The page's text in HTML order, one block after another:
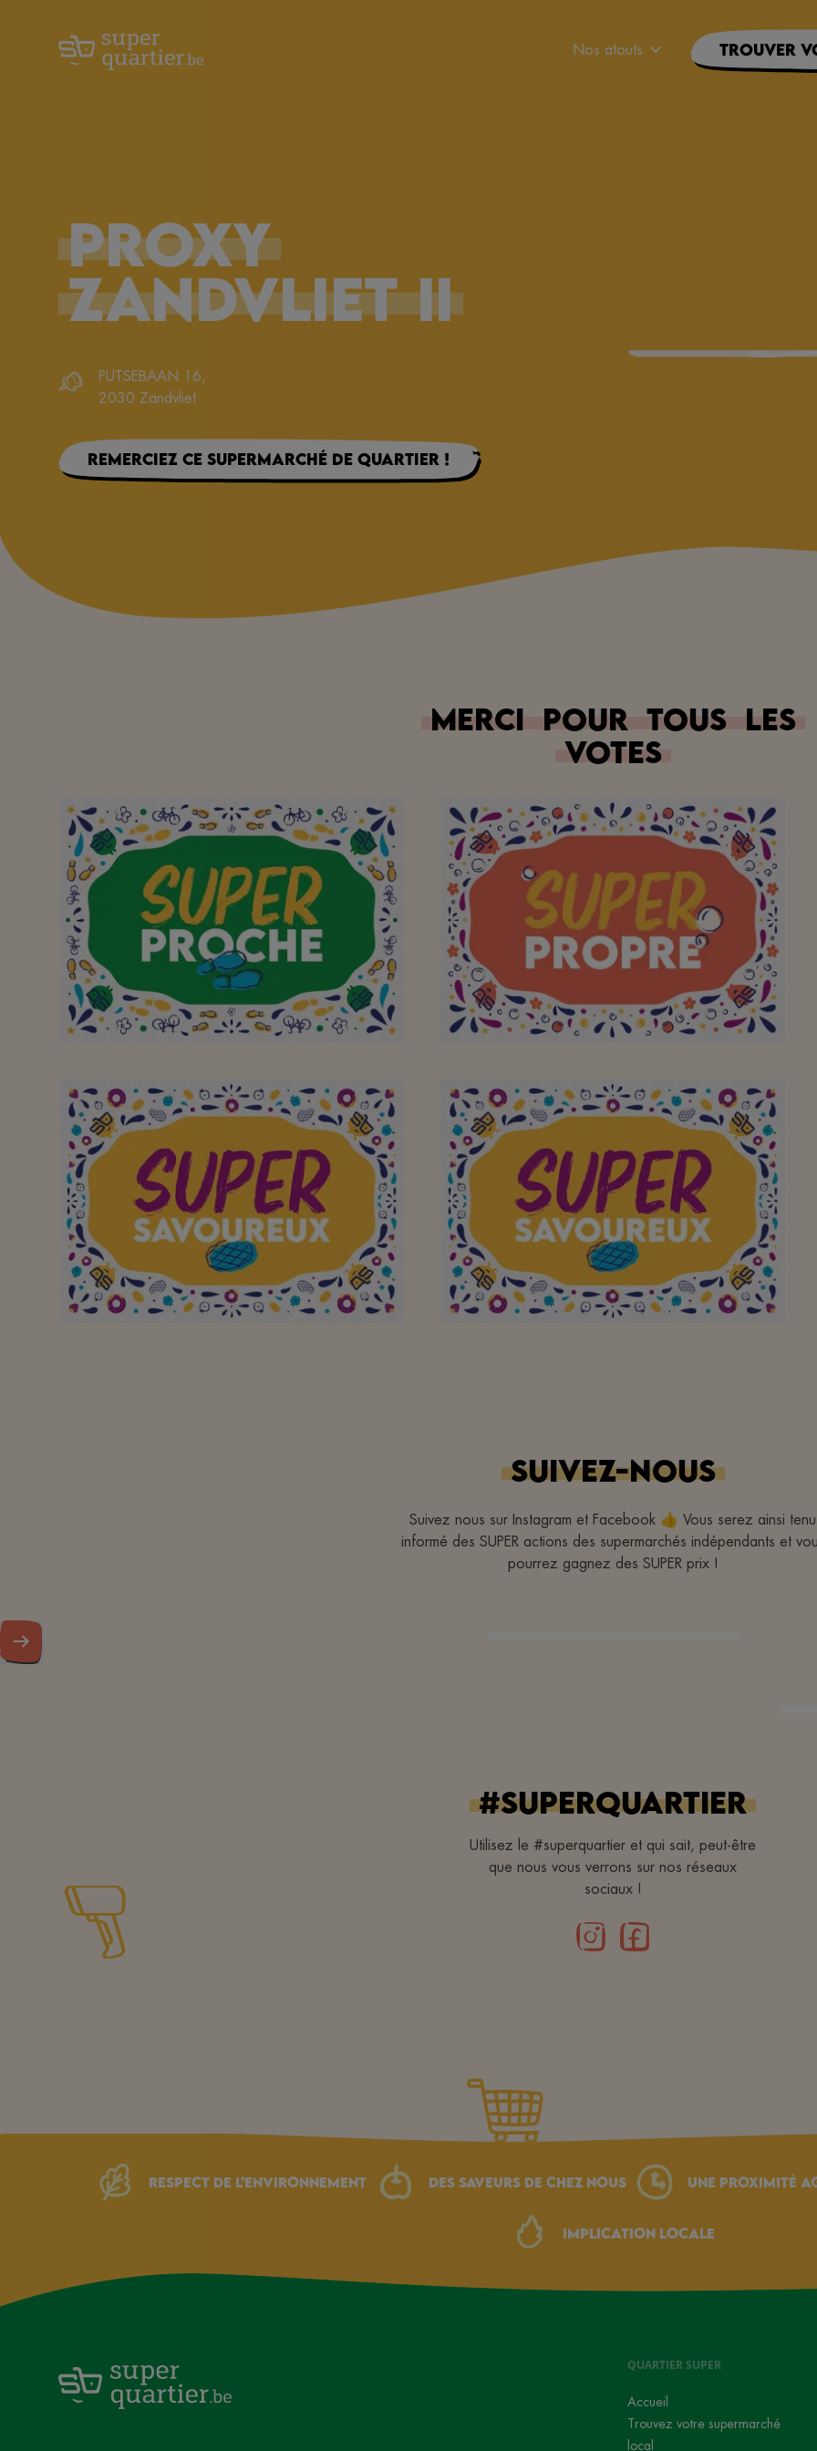
Nos atouts Trouver
PROXY
ZANDVLIET II
PUTSEBAAN 16,
2030 Zandvliet
Remerciez ce supermarché de quartier !
Merci pour tous les
votes
Aan mijn favoriete
buurtsuper waar ik met
plezier, en met de fiets
of te voet,
boodschappen kan gaan
doen! Bedankt!
Altijd even vriendelijk en
mooie winkel
(lokale) lekkernijen aan
SUIVEZ-NOUS
Suivez nous sur Instagram et Facebook 👍 Vous serez ainsi tenu
informé des SUPER actions des supermarchés indépendants et
pourrez gagnez des SUPER prix !
#superquartier
Utilisez le #superquartier et qui sait, peut-être
que nous vous verrons sur nos réseaux
sociaux !
Respect de l’environnement Des saveurs de chez nous une proximité
Implication locale
QUARTIER SUPER
Accueil
Trouvez votre supermarché
local